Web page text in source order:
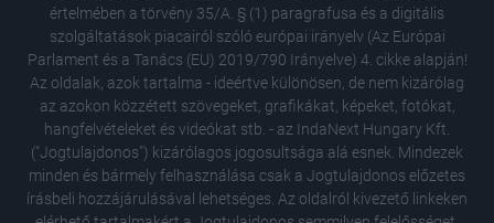
értelmében a törvény 35/A. § (1) paragrafusa és a digitális
szolgáltatások piacairól szóló európai irányelv (Az Európai
Parlament és a Tanács (EU) 2019/790 Irányelve) 4. cikke alapján!
Az oldalak, azok tartalma - ideértve különösen, de nem kizárólag
az azokon közzétett szövegeket, grafikákat, képeket, fotókat,
hangfelvételeket és videókat stb. - az IndaNext Hungary Kft.
("Jogtulajdonos") kizárólagos jogosultsága alá esnek. Mindezek
minden és bármely felhasználása csak a Jogtulajdonos előzetes
írásbeli hozzájárulásával lehetséges. Az oldalról kivezető linkeken